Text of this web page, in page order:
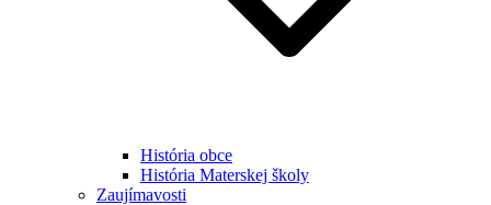
História obce
História Materskej školy
Zaujímavosti